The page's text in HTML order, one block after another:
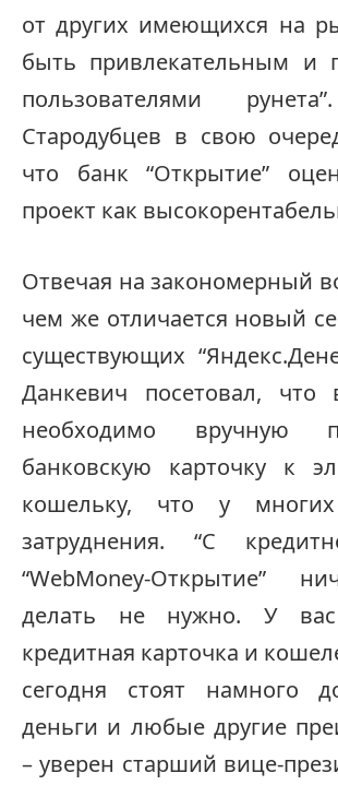
от других имеющихся на
быть привлекательным и
пользователями
Стародубцев в свою
что банк “Открытие”
проект как
Отвечая на закономерный
чем же отличается новый
существующих
Данкевич посетовал, что
необходимо вручную
банковскую карточку к
кошельку, что у
затруднения. “С
“WebMoney-Открытие”
делать не нужно. У
кредитная карточка и
сегодня стоят намного
деньги и любые другие
– уверен старший вице-